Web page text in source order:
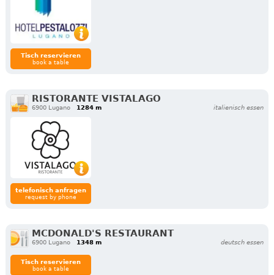
Tisch reservieren
book a table
RISTORANTE VISTALAGO
6900 Lugano 1284 m italienisch essen
telefonisch anfragen
request by phone
MCDONALD'S RESTAURANT
6900 Lugano 1348 m deutsch essen
Tisch reservieren
book a table